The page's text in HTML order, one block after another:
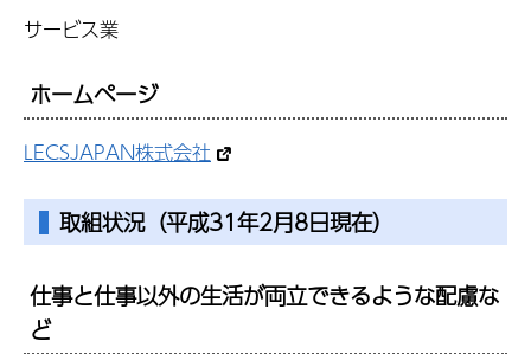
サービス業
ホームページ
LECSJAPAN株式会社
取組状況（平成31年2月8日現在）
仕事と仕事以外の生活が両立できるような配慮な
ど